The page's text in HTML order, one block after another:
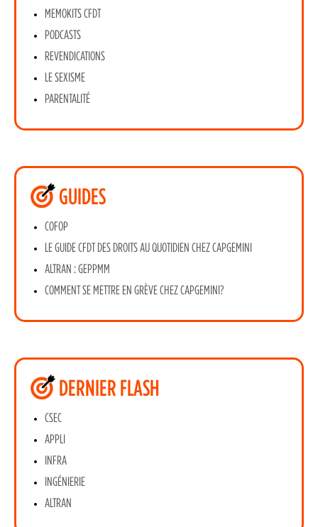
MEMOKITS CFDT
PODCASTS
REVENDICATIONS
LE SEXISME
PARENTALITÉ
GUIDES
COFOP
LE GUIDE CFDT DES DROITS AU QUOTIDIEN CHEZ CAPGEMINI
ALTRAN : GEPPMM
COMMENT SE METTRE EN GRÈVE CHEZ CAPGEMINI?
DERNIER FLASH
CSEC
APPLI
INFRA
INGÉNIERIE
ALTRAN